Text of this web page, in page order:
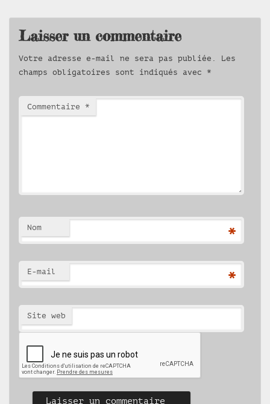
Laisser un commentaire
Votre adresse e-mail ne sera pas publiée.
Les
champs obligatoires sont indiqués avec *
Commentaire *
Nom *
E-mail *
Site web